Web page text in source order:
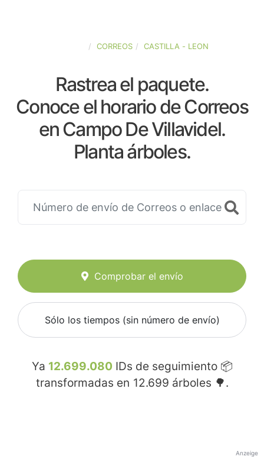
CORREOS CASTILLA - LEON
Rastrea el paquete.
Conoce el horario de Correos
en Campo De Villavidel.
Planta árboles.
Comprobar el envío
Sólo los tiempos (sin número de envío)
Ya 12.699.080 IDs de seguimiento 📦
transformadas en 12.699 árboles 🌳.
Anzeige